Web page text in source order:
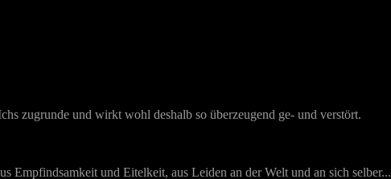
zugrunde und wirkt wohl deshalb so überzeugend ge- und verstört.
Empfindsamkeit und Eitelkeit, aus Leiden an der Welt und an sich selber...